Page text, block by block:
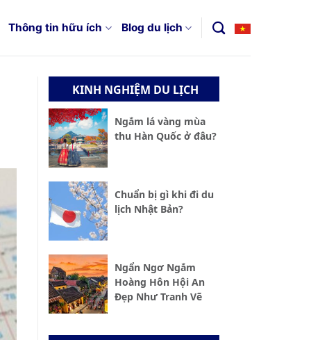
Thông tin hữu ích Blog du lịch
KINH NGHIỆM DU LỊCH
Ngắm lá vàng mùa
thu Hàn Quốc ở đâu?
Chuẩn bị gì khi đi du
lịch Nhật Bản?
Ngẩn Ngơ Ngắm
Hoàng Hôn Hội An
Đẹp Như Tranh Vẽ